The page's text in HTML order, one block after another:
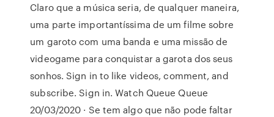
Claro que a música seria, de qualquer maneira,
uma parte importantíssima de um filme sobre
um garoto com uma banda e uma missão de
videogame para conquistar a garota dos seus
sonhos. Sign in to like videos, comment, and
subscribe. Sign in. Watch Queue Queue
20/03/2020 · Se tem algo que não pode faltar